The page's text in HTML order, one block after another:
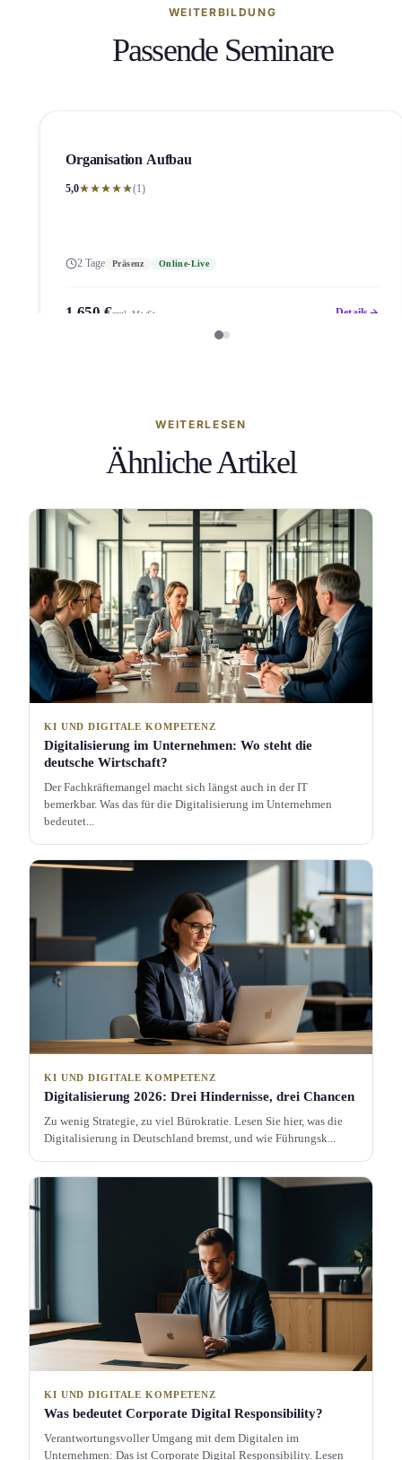
WEITERBILDUNG
Passende Seminare
Organis­ation Aufbau
5,0 (1)
2 Tage Präsenz Online-Live
1.650 €zzgl. MwSt. Details
WEITERLESEN
Ähnliche Artikel
KI UND DIGITALE KOMPETENZ
Digitalisierung im Unternehmen: Wo steht die
deutsche Wirtschaft?
Der Fachkräftemangel macht sich längst auch in der IT
bemerkbar. Was das für die Digitalisierung im Unternehmen
bedeutet...
KI UND DIGITALE KOMPETENZ
Digitalisierung 2026: Drei Hinderniss­e, drei Chancen
Zu wenig Strategie, zu viel Bürokratie. Lesen Sie hier, was die
Digitalisierung in Deutschland bremst, und wie Führungs­k...
KI UND DIGITALE KOMPETENZ
Was bedeutet Corporate Digital Responsibility?
Verantwortungs­voller Umgang mit dem Digitalen im
Unternehmen: Das ist Corporate Digital Responsibility. Lesen